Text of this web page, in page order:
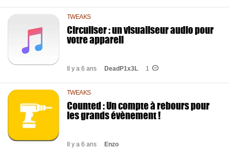
TWEAKS
Circuliser : un visualiseur audio pour
votre appareil
Il y a 6 ans DeadP1x3L 1
TWEAKS
Counted : Un compte à rebours pour
les grands évènement !
Il y a 6 ans Enzo